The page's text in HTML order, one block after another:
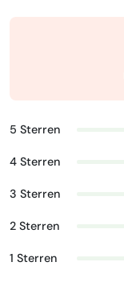
5 Sterren
4 Sterren
3 Sterren
2 Sterren
1 Sterren